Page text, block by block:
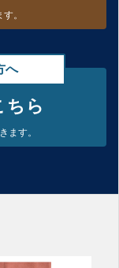
。
へ
ちら
ます。